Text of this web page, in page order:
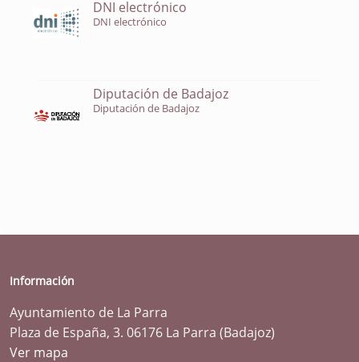
DNI electrónico
DNI electrónico
Diputación de Badajoz
Diputación de Badajoz
Información
Ayuntamiento de La Parra
Plaza de España, 3. 06176 La Parra (Badajoz)
Ver mapa